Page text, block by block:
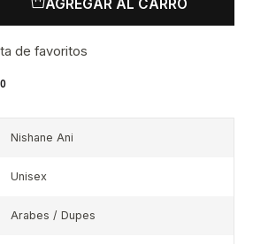
AGREGAR AL CARRO
de favoritos
Nishane Ani
Unisex
Arabes / Dupes